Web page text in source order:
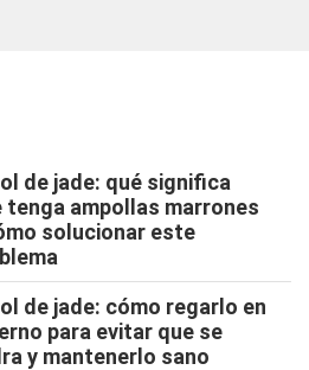
de jade: qué significa
tenga ampollas marrones
solucionar este
de jade: cómo regarlo en
para evitar que se
y mantenerlo sano